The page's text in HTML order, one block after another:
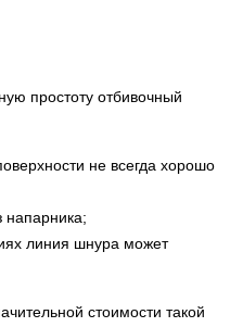
простоту отбивочный
не всегда хорошо
напарника;
линия шнура может
стоимости такой